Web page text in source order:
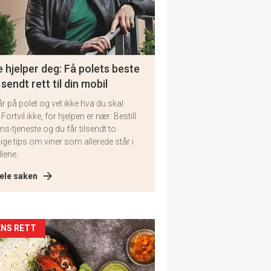
hjelper deg: Få polets beste
sendt rett til din mobil
på polet og vet ikke hva du skal
Fortvil ikke, for hjelpen er nær: Bestill
tjeneste og du får tilsendt to
tips om viner som allerede står i
saken
RETT